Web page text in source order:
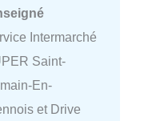
Intermarché
Saint-
En-
et Drive